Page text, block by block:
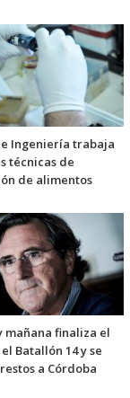
Ingeniería trabaja
técnicas de
de alimentos
mañana finaliza el
Batallón 14 y se
a Córdoba